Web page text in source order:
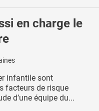
en charge le
infantile sont
facteurs de risque
d’une équipe du...